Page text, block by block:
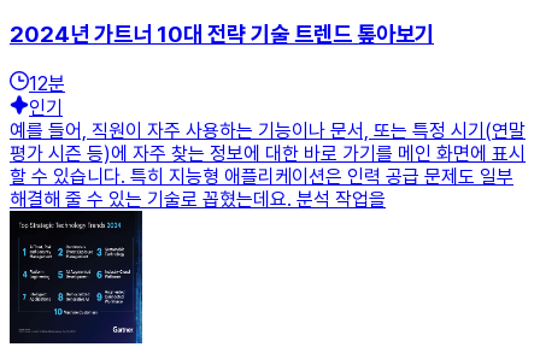
2024년 가트너 10대 전략 기술 트렌드 톺아보기
12분
인기
예를 들어, 직원이 자주 사용하는 기능이나 문서, 또는 특정 시기(연말
평가 시즌 등)에 자주 찾는 정보에 대한 바로 가기를 메인 화면에 표시
할 수 있습니다. 특히 지능형 애플리케이션은 인력 공급 문제도 일부
해결해 줄 수 있는 기술로 꼽혔는데요. 분석 작업을